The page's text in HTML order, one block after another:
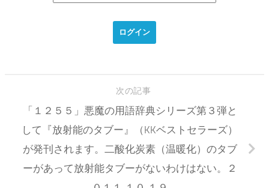
次の記事
「１２５５」悪魔の用語辞典シリーズ第３弾と
して『放射能のタブー』（KKベストセラーズ）
が発刊されます。二酸化炭素（温暖化）のタブ
ーがあって放射能タブーがないわけはない。２